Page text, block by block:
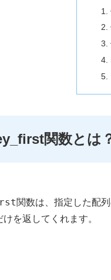
関数とは
関数は、指定した配
を返してくれます。